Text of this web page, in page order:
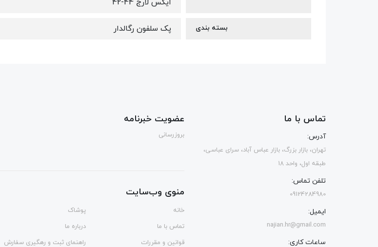
ایکس لارج 44-42
بسته بندی پک سلفون رگالدار
تماس با ما
آدرس:
تهران، بازار بزرگ، بازار عباس آباد، سرای عباسی،
طبقه اول، واحد 18
تلفن تماس:
09124284980
ایمیل:
najian.hr@gmail.com
ساعات کاری:
عضویت خبرنامه
بروزرسانی
منوی وب‌سایت
خانه
پوشاک
تماس با ما
درباره ما
قوانین و مقررات
راهنمای ثبت و رهگیری سفارش